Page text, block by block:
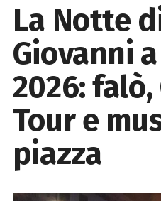
La Notte
Giovanni
2026:
Tour e
piazza